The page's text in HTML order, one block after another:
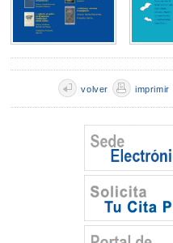
imprimir
volver